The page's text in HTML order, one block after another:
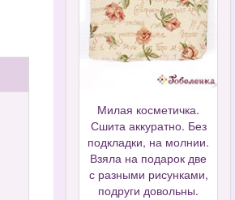
Милая косметичка.
Сшита аккуратно. Без
подкладки, на молнии.
Взяла на подарок две
с разными рисунками,
подруги довольны.